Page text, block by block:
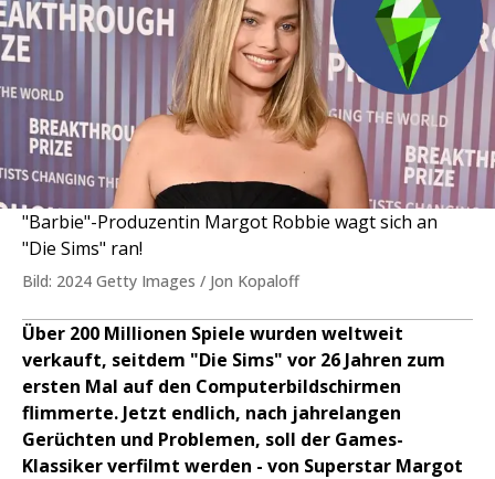
"Barbie"-Produzentin Margot Robbie wagt sich an
"Die Sims" ran!
Bild: 2024 Getty Images / Jon Kopaloff
Über 200 Millionen Spiele wurden weltweit
verkauft, seitdem "Die Sims" vor 26 Jahren zum
ersten Mal auf den Computerbildschirmen
flimmerte. Jetzt endlich, nach jahrelangen
Gerüchten und Problemen, soll der Games-
Klassiker verfilmt werden - von Superstar Margot